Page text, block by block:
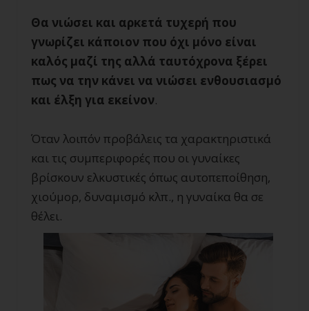
Θα νιώσει και αρκετά τυχερή που
γνωρίζει κάποιον που όχι μόνο είναι
καλός μαζί της αλλά ταυτόχρονα ξέρει
πως να την κάνει να νιώσει ενθουσιασμό
και έλξη για εκείνον.
Όταν λοιπόν προβάλεις τα χαρακτηριστικά
και τις συμπεριφορές που οι γυναίκες
βρίσκουν ελκυστικές όπως αυτοπεποίθηση,
χιούμορ, δυναμισμό κλπ., η γυναίκα θα σε
θέλει.